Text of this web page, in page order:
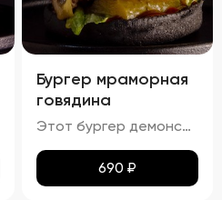
Бургер мраморная
говядина
Этот бургер демонстрирует идеальное сочетание вкуса и текстуры. Котлета обладает насыщенным вкусом, овощи обеспечивают свежесть и хрусткость, а сыр добавляет сливочную мягкость. Булочка имеет золотистый оттенок и хрустящую корочку, создавая ощущение комфорта и удовольствия. Соусы придают блюду дополнительные оттенки вкуса, а булочка поддерживает баланс между мягкостью и хрусткостью.
690 ₽